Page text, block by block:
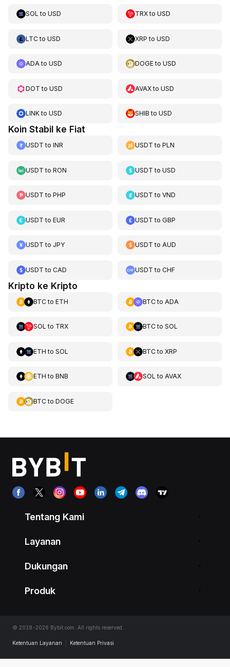
SOL to USD TRXtoUSD
LTCto USD XRP toUSD
ADAto USD DOGEtoUSD
DOT to USD AVAXtoUSD
LINKto USD SHIB toUSD
Koin Stabil ke Fiat
USDT to INR USDT toPLN
USDT to RON USDT toUSD
USDT to PHP USDT toVND
USDT to EUR USDT toGBP
USDT to JPY USDT toAUD
USDT to CAD USDT toCHF
Kripto ke Kripto
BTCto ETH BTCto ADA
SOL to TRX BTCto SOL
ETH to SOL BTCto XRP
ETH to BNB SOL to AVAX
BTCto DOGE
Tentang Kami
Layanan
Dukungan
Produk
© 2018-2026 Bybit.com. All rights reserved.
Ketentuan Layanan Ketentuan Privasi